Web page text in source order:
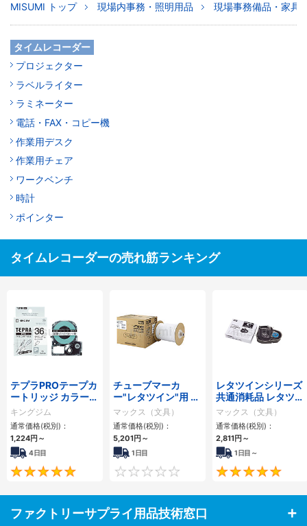
MISUMI トップ 現場内事務・照明用品 現場事務備品・家具
タイムレコーダー
プロジェクター
ラベルライター
ラミネーター
電話・FAX・コピー機
作業用デスク
作業用チェア
ワークベンチ
時計
ポインター
タイムレコーダーの売れ筋ランキング
テプラPROテープカ
ートリッジ カラータ
イプ
キングジム
通常価格(税別)：
1,224円～
4日目
4.8
チューブマーカ
ー"レタツイン"用 ド
ラム式丸チューブ
マックス（文具）
通常価格(税別)：
5,201円～
1日目
0
レタツインシリーズ
共通消耗品 レタツイ
ンインクリボン
マックス（文具）
通常価格(税別)：
2,811円～
1日目～
ファクトリーサプライ用品技術窓口